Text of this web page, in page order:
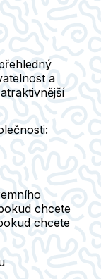
a
chcete
chcete